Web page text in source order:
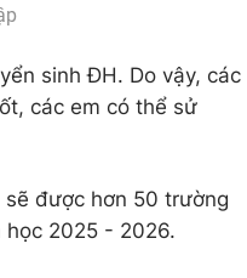
sinh ĐH. Do vậy, các
các em có thể sử
được hơn 50 trường
học 2025 - 2026.